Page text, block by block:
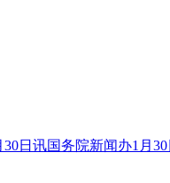
日讯国务院新闻办1月